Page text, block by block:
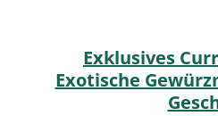
Exklusives
Exotische